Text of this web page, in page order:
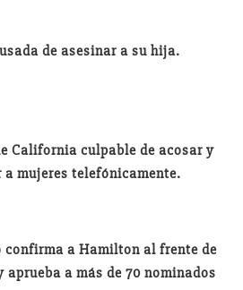
de asesinar a su hija.
California culpable de acosar y
a mujeres telefónicamente.
confirma a Hamilton al frente de
aprueba a más de 70 nominados